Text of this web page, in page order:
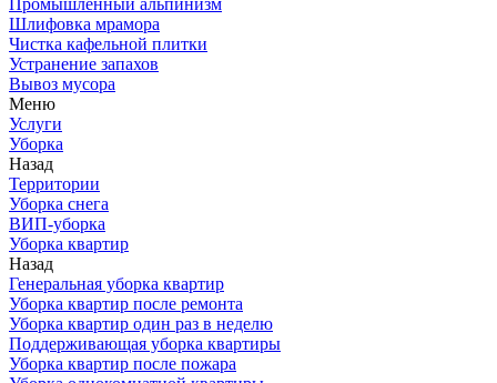
Промышленный альпинизм
Шлифовка мрамора
Чистка кафельной плитки
Устранение запахов
Вывоз мусора
Меню
Услуги
Уборка
Назад
Территории
Уборка снега
ВИП-уборка
Уборка квартир
Назад
Генеральная уборка квартир
Уборка квартир после ремонта
Уборка квартир один раз в неделю
Поддерживающая уборка квартиры
Уборка квартир после пожара